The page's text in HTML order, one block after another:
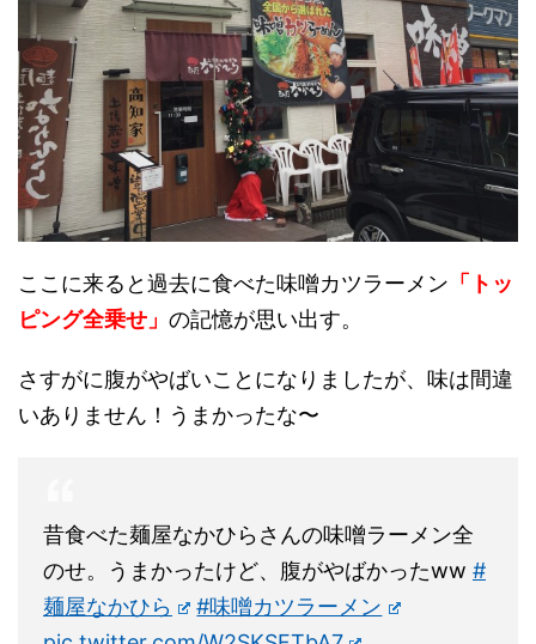
ここに来ると過去に食べた味噌カツラーメン 「トッ
ピング全乗せ」 の記憶が思い出す。
さすがに腹がやばいことになりましたが、味は間違
いありません！うまかったな〜
昔食べた麺屋なかひらさんの味噌ラーメン全
のせ。うまかったけど、腹がやばかったww #
麺屋なかひら
#味噌カツラーメン